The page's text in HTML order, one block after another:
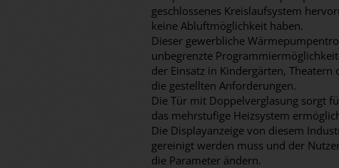
geschlossenes Kreislaufsystem
keine Abluftmöglichkeit haben.
Dieser gewerbliche
unbegrenzte
der Einsatz in Kindergärten,
die gestellten Anforderungen.
Die Tür mit Doppelverglasung sorgt
das mehrstufige Heizsystem
Die Displayanzeige von diesem
gereinigt werden muss und der
die Parameter ändern.